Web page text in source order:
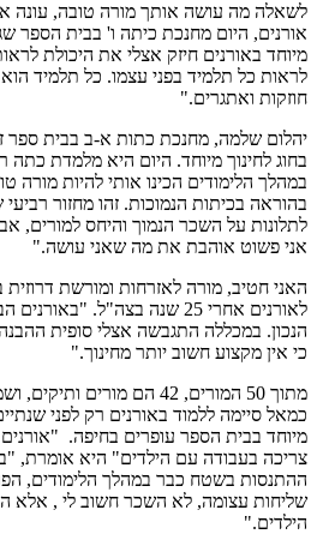
לשאלה מה עושה אותך מורה טובה, עונה
אורנים, היום מחנכת כיתה ו' בבית הספר
מיוחד באורנים חיזק אצלי את היכולת
לראות כל תלמיד בפני עצמו. כל תלמיד
חוזקות ואתגרים."
יהלום שלמה, מחנכת כתות א-ב בבית ספר
בחוג לחינוך מיוחד. היום היא מלמדת
במהלך הלימודים הכינו אותי להיות מורה
בהוראה בכיתות הנמוכות. זהו מחזור
לתלונות על השכר הנמוך והיחס למורים,
אני פשוט אוהבת את מה שאני עושה."
האני חטיב, מורה לאזרחות ומורשת
לאורנים אחרי 25 שנה בצה"ל.
הנכון. במכללה התגבשה אצלי סופית
כי אין מקצוע חשוב יותר מחינוך."
מתוך 50 המורים, 42 הם
כמאל סיימה ללמוד באורנים רק לפני
מיוחד בבית הספר עופרים בחיפה.
צריכה בעבודה עם הילדים" היא אומרת,
ההתנסות בשטח כבר במהלך הלימודים,
שליחות עצומה, לא השכר חשוב לי , אלא
הילדים."